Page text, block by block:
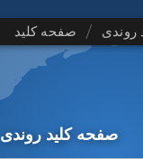
روندی / صفحه کلید
صفحه کلید روندی